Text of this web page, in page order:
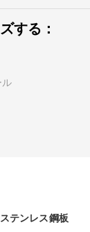
する：
ル
ステンレス鋼板